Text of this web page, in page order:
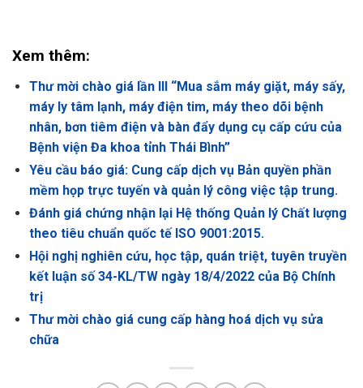
Xem thêm:
Thư mời chào giá lần III “Mua sắm máy giặt, máy sấy,
máy ly tâm lạnh, máy điện tim, máy theo dõi bệnh
nhân, bơn tiêm điện và bàn đẩy dụng cụ cấp cứu của
Bệnh viện Đa khoa tỉnh Thái Bình”
Yêu cầu báo giá: Cung cấp dịch vụ Bản quyền phần
mềm họp trực tuyến và quản lý công việc tập trung.
Đánh giá chứng nhận lại Hệ thống Quản lý Chất lượng
theo tiêu chuẩn quốc tế ISO 9001:2015.
Hội nghị nghiên cứu, học tập, quán triệt, tuyên truyền
kết luận số 34-KL/TW ngày 18/4/2022 của Bộ Chính
trị
Thư mời chào giá cung cấp hàng hoá dịch vụ sửa
chữa